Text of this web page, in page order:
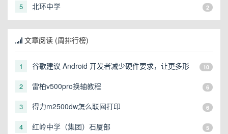
5 北环中学 2
文章阅读 (周排行榜)
1
谷歌建议 Android 开发者减少硬件要求，让更多形
10
2 雷柏v500pro换轴教程 6
3 得力m2500dw怎么联网打印 6
4 红岭中学（集团）石厦部 5